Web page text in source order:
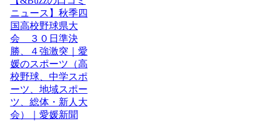
ニュース】秋季四
国高校野球県大
会 ３０日準決
勝、４強激突｜愛
媛のスポーツ（高
校野球、中学スポ
ーツ、地域スポー
ツ、総体・新人大
会）｜愛媛新聞